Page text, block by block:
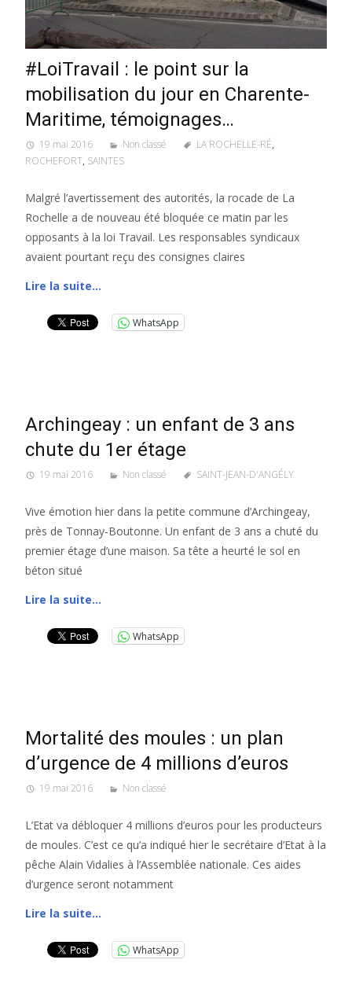
#LoiTravail : le point sur la
mobilisation du jour en Charente-
Maritime, témoignages…
19 mai 2016 Non classé LA ROCHELLE-RÉ,
ROCHEFORT, SAINTES
Malgré l’avertissement des autorités, la rocade de La
Rochelle a de nouveau été bloquée ce matin par les
opposants à la loi Travail. Les responsables syndicaux
avaient pourtant reçu des consignes claires
Lire la suite…
WhatsApp
Archingeay : un enfant de 3 ans
chute du 1er étage
19 mai 2016 Non classé SAINT-JEAN-D'ANGÉLY
Vive émotion hier dans la petite commune d’Archingeay,
près de Tonnay-Boutonne. Un enfant de 3 ans a chuté du
premier étage d’une maison. Sa tête a heurté le sol en
béton situé
Lire la suite…
WhatsApp
Mortalité des moules : un plan
d’urgence de 4 millions d’euros
19 mai 2016 Non classé
L’Etat va débloquer 4 millions d’euros pour les producteurs
de moules. C’est ce qu’a indiqué hier le secrétaire d’Etat à la
pêche Alain Vidalies à l’Assemblée nationale. Ces aides
d’urgence seront notamment
Lire la suite…
WhatsApp